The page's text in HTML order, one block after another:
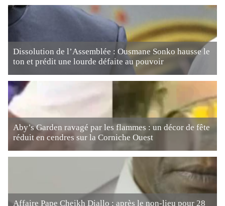
Dissolution de l’Assemblée : Ousmane Sonko hausse le
ton et prédit une lourde défaite au pouvoir
Aby’s Garden ravagé par les flammes : un décor de fête
réduit en cendres sur la Corniche Ouest
Affaire Pape Cheikh Diallo : après le non-lieu pour 28